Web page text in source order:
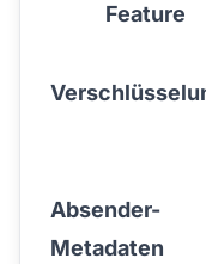
Feature
Absender-
Metadaten